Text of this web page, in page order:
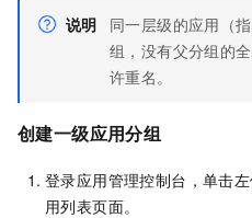
说明
同一层级的应用（
组，没有父分组的
许重名。
创建一级应用分组
登录应用管理控制台，单击
用列表页面。